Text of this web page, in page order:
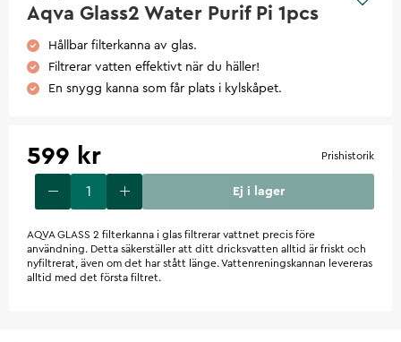
Aqva Glass2 Water Purif Pi 1pcs
Hållbar filterkanna av glas.
Filtrerar vatten effektivt när du häller!
En snygg kanna som får plats i kylskåpet.
599 kr Prishistorik
Ej i lager
AQVA GLASS 2 filterkanna i glas filtrerar vattnet precis före
användning. Detta säkerställer att ditt dricksvatten alltid är friskt och
nyfiltrerat, även om det har stått länge. Vattenreningskannan levereras
alltid med det första filtret.